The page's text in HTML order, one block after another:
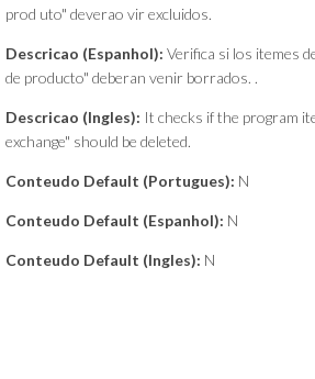
prod uto" deverao vir excluidos.
Descricao (Espanhol): Verifica si los itemes
de producto" deberan venir borrados. .
Descricao (Ingles): It checks if the program
exchange" should be deleted.
Conteudo Default (Portugues): N
Conteudo Default (Espanhol): N
Conteudo Default (Ingles): N